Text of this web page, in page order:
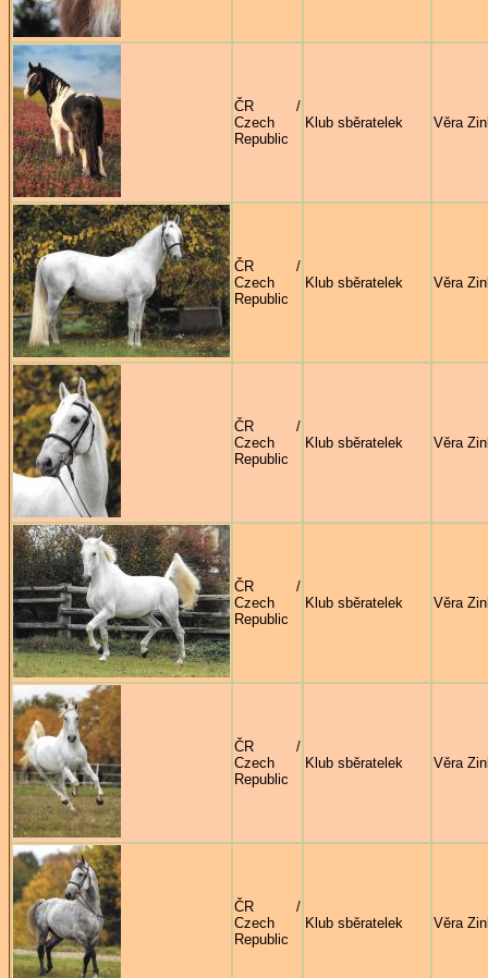
ČR /
Czech
Republic
Klub sběratelek Věra
ČR /
Czech
Republic
Klub sběratelek Věra
ČR /
Czech
Republic
Klub sběratelek Věra
ČR /
Czech
Republic
Klub sběratelek Věra
ČR /
Czech
Republic
Klub sběratelek Věra
ČR /
Czech
Republic
Klub sběratelek Věra